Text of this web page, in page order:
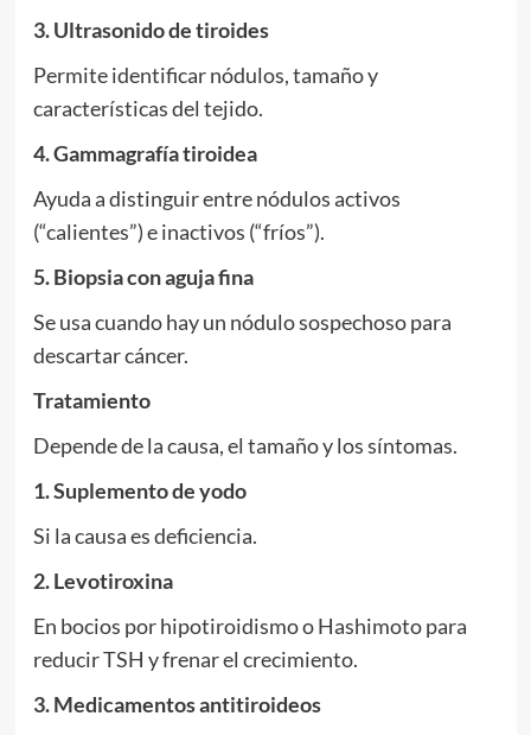
3. Ultrasonido de tiroides
Permite identificar nódulos, tamaño y
características del tejido.
4. Gammagrafía tiroidea
Ayuda a distinguir entre nódulos activos
(“calientes”) e inactivos (“fríos”).
5. Biopsia con aguja fina
Se usa cuando hay un nódulo sospechoso para
descartar cáncer.
Tratamiento
Depende de la causa, el tamaño y los síntomas.
1. Suplemento de yodo
Si la causa es deficiencia.
2. Levotiroxina
En bocios por hipotiroidismo o Hashimoto para
reducir TSH y frenar el crecimiento.
3. Medicamentos antitiroideos